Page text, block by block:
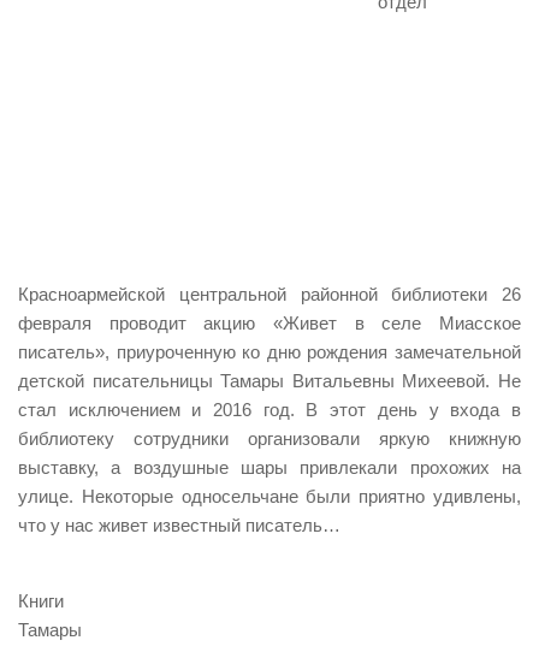
Красноармейской центральной районной библиотеки 26
февраля проводит акцию «Живет в селе Миасское
писатель», приуроченную ко дню рождения замечательной
детской писательницы Тамары Витальевны Михеевой. Не
стал исключением и 2016 год. В этот день у входа в
библиотеку сотрудники организовали яркую книжную
выставку, а воздушные шары привлекали прохожих на
улице. Некоторые односельчане были приятно удивлены,
что у нас живет известный писатель…
Книги
Тамары